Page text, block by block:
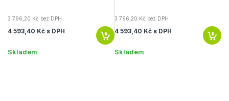
3 796,20 Kč bez DPH
4 593,40 Kč s DPH
Skladem
3 796,20 Kč bez DPH
4 593,40 Kč s DPH
Skladem